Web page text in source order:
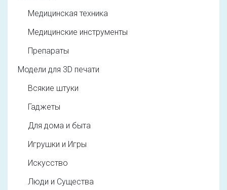
Медицинская техника
Медицинские инструменты
Препараты
Модели для 3D печати
Всякие штуки
Гаджеты
Для дома и быта
Игрушки и Игры
Искусство
Люди и Существа